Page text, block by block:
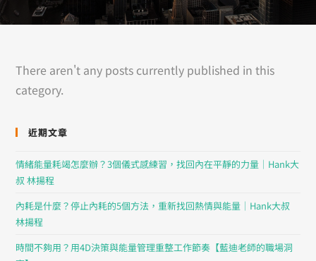
There aren't any posts currently published in this
category.
近期文章
情緒能量耗竭怎麼辦？3個儀式感練習，找回內在平靜的力量｜Hank大
叔 林揚程
內耗是什麼？停止內耗的5個方法，重新找回熱情與能量｜Hank大叔
林揚程
時間不夠用？用4D決策與能量管理重整工作節奏【藍迪老師的職場洞